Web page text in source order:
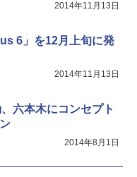
2014年11月13日
6」を12月上旬に発
2014年11月13日
六本木にコンセプト
2014年8月1日